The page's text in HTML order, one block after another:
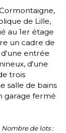
de Lille,
au 1er étage
un cadre de
entrée
d'une
trois
salle de bains
garage fermé
de lots :